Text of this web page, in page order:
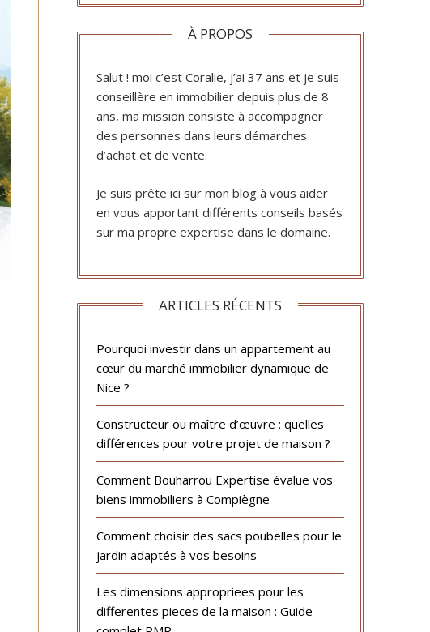
À PROPOS
Salut ! moi c’est Coralie, j’ai 37 ans et je suis
conseillère en immobilier depuis plus de 8
ans, ma mission consiste à accompagner
des personnes dans leurs démarches
d’achat et de vente.
Je suis prête ici sur mon blog à vous aider
en vous apportant différents conseils basés
sur ma propre expertise dans le domaine.
ARTICLES RÉCENTS
Pourquoi investir dans un appartement au
cœur du marché immobilier dynamique de
Nice ?
Constructeur ou maître d’œuvre : quelles
différences pour votre projet de maison ?
Comment Bouharrou Expertise évalue vos
biens immobiliers à Compiègne
Comment choisir des sacs poubelles pour le
jardin adaptés à vos besoins
Les dimensions appropriees pour les
differentes pieces de la maison : Guide